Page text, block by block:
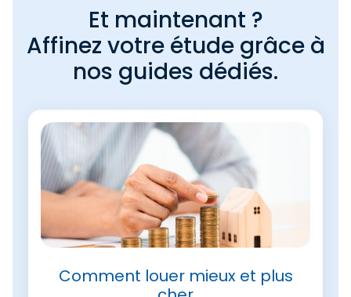
Et maintenant ?
Affinez votre étude grâce à
nos guides dédiés.
Comment louer mieux et plus